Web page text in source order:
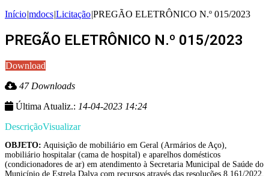
Início|mdocs|Licitação|PREGÃO ELETRÔNICO N.º 015/2023
PREGÃO ELETRÔNICO N.º 015/2023
Download
47 Downloads
Última Atualiz.: 14-04-2023 14:24
DescriçãoVisualizar
OBJETO: Aquisição de mobiliário em Geral (Armários de Aço),
mobiliário hospitalar (cama de hospital) e aparelhos domésticos
(condicionadores de ar) em atendimento à Secretaria Municipal de Saúde do
Município de Estrela Dalva com recursos através das resoluções 8.161/2022,